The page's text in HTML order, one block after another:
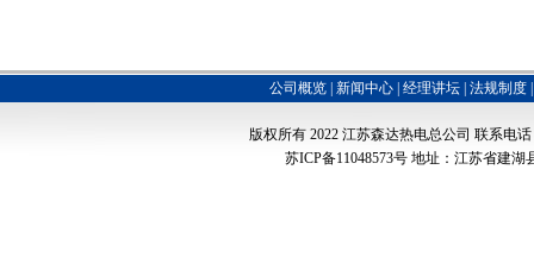
公司概览| 新闻中心| 经理讲坛| 法规制度
版权所有 2022 江苏森达热电总公司 联系电话
苏ICP备11048573号地址：江苏省建湖